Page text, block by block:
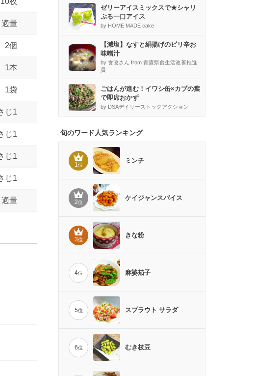
適量
2個
1本
1袋
じ1
じ1
じ1
じ1
適量
ゼリーアイスミックスで★シャリ
ぷる一口アイス
by HOME MADE cake
【減塩】なすと絹揚げのピリ辛お
味噌汁
by 食改さん from 青森県食生活改善推進
員
ごはんが進む！イワシ缶×カブの葉
で即席おかず
by DSAデイリーストックアクション
旬のワード人気ランキング
1位
ミンチ
2位
ケイジャンスパイス
3位
きな粉
4位 麻婆茄子
5位 スプラウト サラダ
6位 むき枝豆